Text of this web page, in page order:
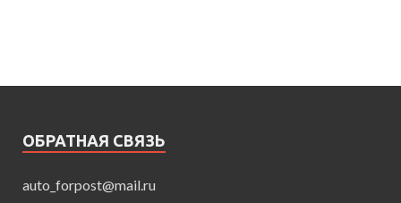
ОБРАТНАЯ СВЯЗЬ
auto_forpost@mail.ru